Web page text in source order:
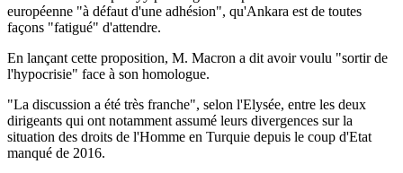
européenne "à défaut d'une adhésion", qu'Ankara est de toutes
façons "fatigué" d'attendre.
En lançant cette proposition, M. Macron a dit avoir voulu "sortir de
l'hypocrisie" face à son homologue.
"La discussion a été très franche", selon l'Elysée, entre les deux
dirigeants qui ont notamment assumé leurs divergences sur la
situation des droits de l'Homme en Turquie depuis le coup d'Etat
manqué de 2016.